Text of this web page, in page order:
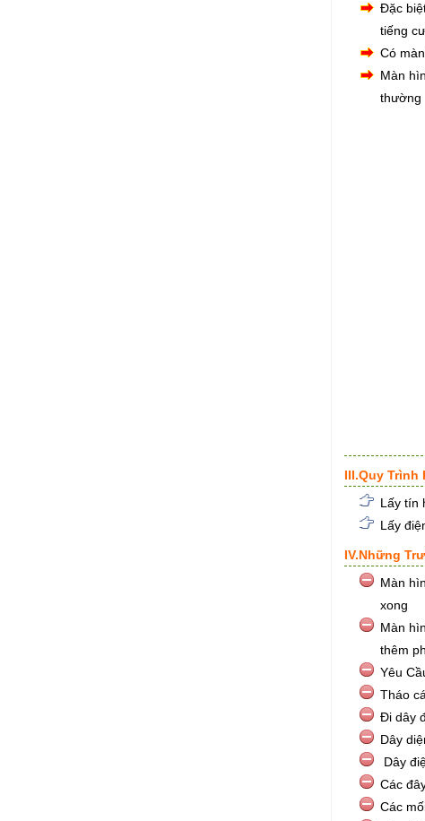
Đặc
tiếng
Có
Màn
thường
III.Quy Trình
Lấy tín
Lấy
IV.Những
Màn
xong
Màn
thêm
Yêu
Tháo
Đi dây
Dây
Dây
Các
Các